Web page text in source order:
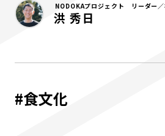
NODOKAプロジェクト リーダー
洪 秀日
#食文化